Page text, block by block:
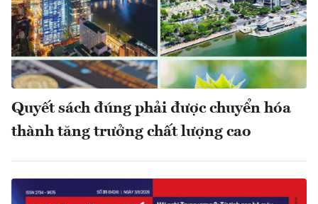
Quyết sách đúng phải được chuyển hóa
thành tăng trưởng chất lượng cao